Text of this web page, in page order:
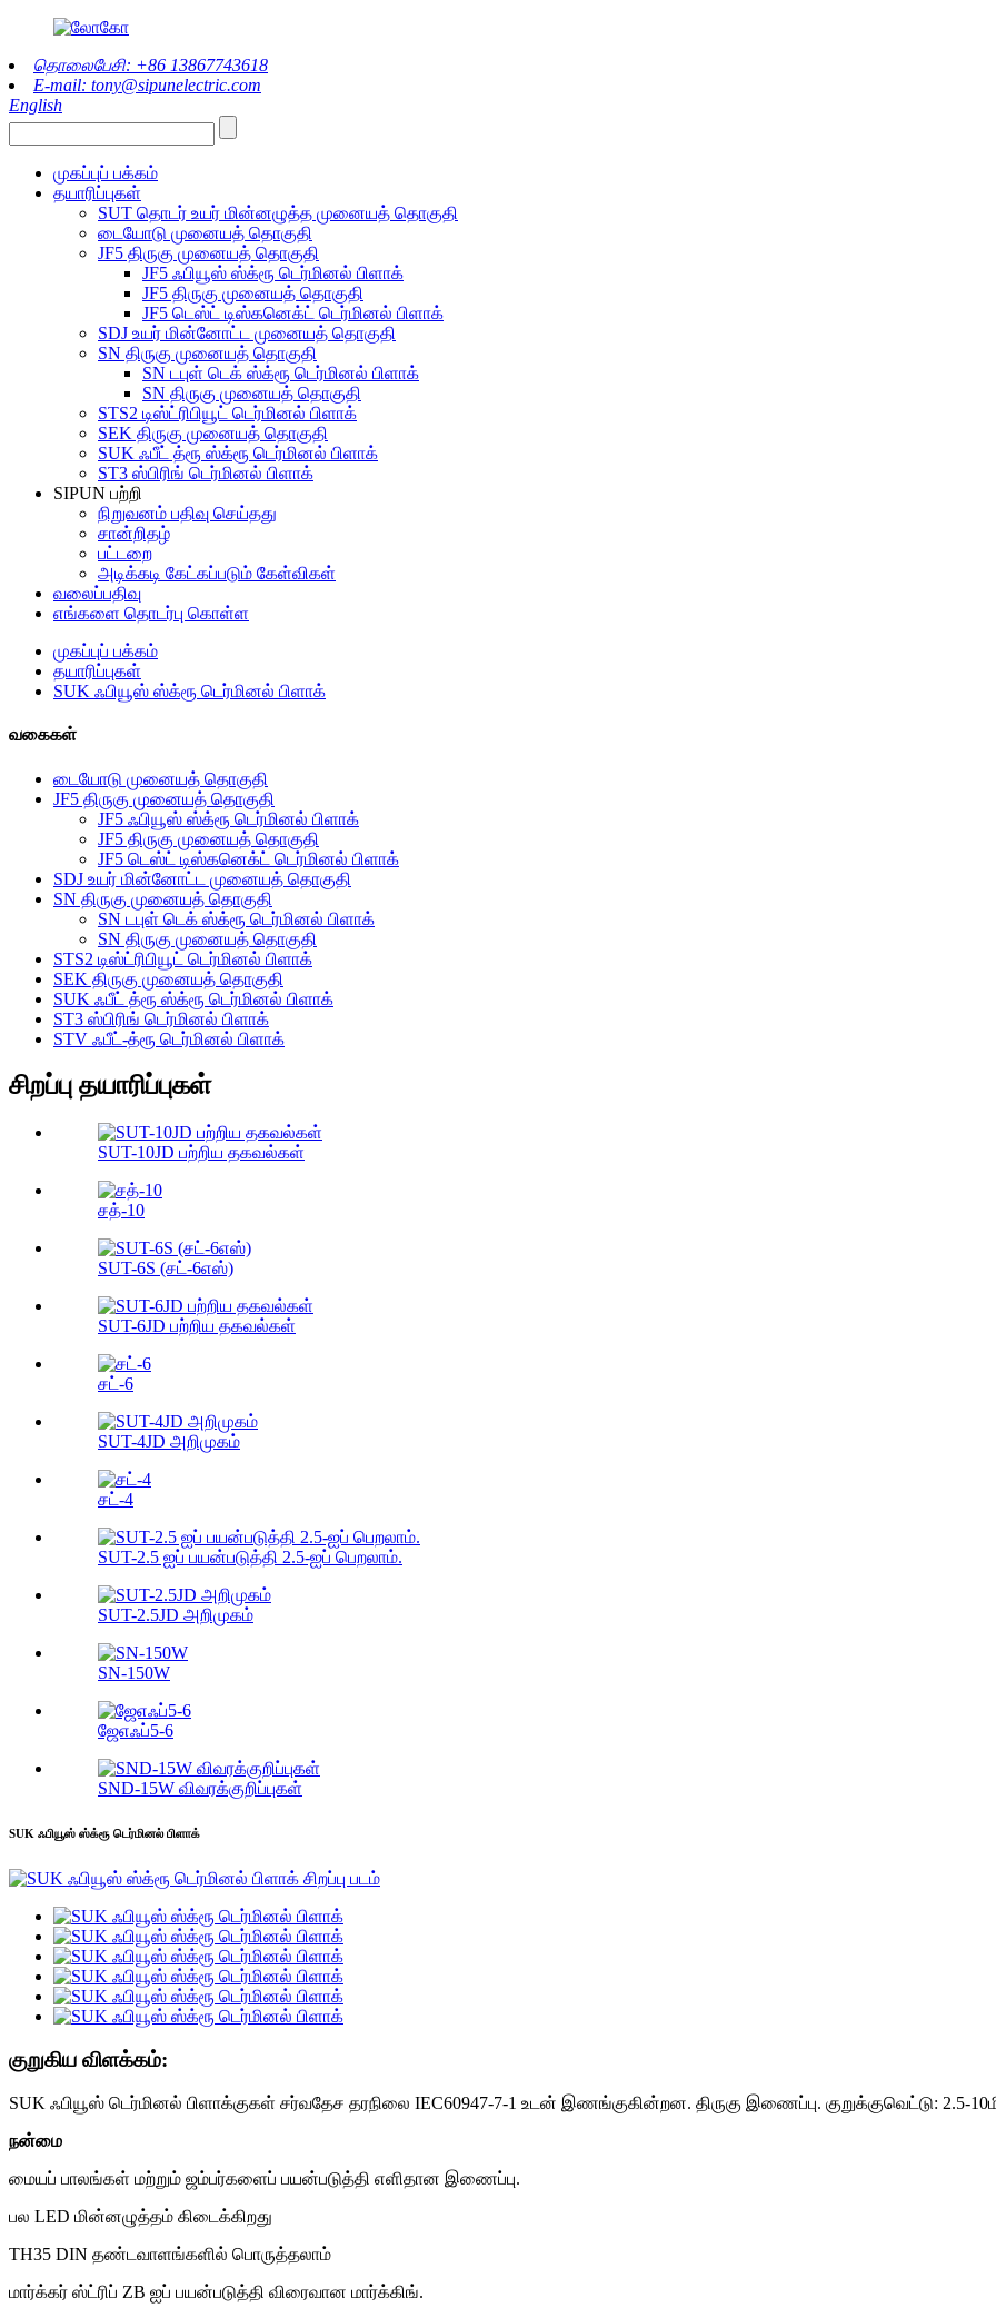
தொலைபேசி: +86 13867743618
E-mail: tony@sipunelectric.com
English
முகப்புப் பக்கம்
தயாரிப்புகள்
SUT தொடர் உயர் மின்னழுத்த முனையத் தொகுதி
டையோடு முனையத் தொகுதி
JF5 திருகு முனையத் தொகுதி
JF5 ஃபியூஸ் ஸ்க்ரூ டெர்மினல் பிளாக்
JF5 திருகு முனையத் தொகுதி
JF5 டெஸ்ட் டிஸ்கனெக்ட் டெர்மினல் பிளாக்
SDJ உயர் மின்னோட்ட முனையத் தொகுதி
SN திருகு முனையத் தொகுதி
SN டபுள் டெக் ஸ்க்ரூ டெர்மினல் பிளாக்
SN திருகு முனையத் தொகுதி
STS2 டிஸ்ட்ரிபியூட் டெர்மினல் பிளாக்
SEK திருகு முனையத் தொகுதி
SUK ஃபீட் த்ரூ ஸ்க்ரூ டெர்மினல் பிளாக்
ST3 ஸ்பிரிங் டெர்மினல் பிளாக்
SIPUN பற்றி
நிறுவனம் பதிவு செய்தது
சான்றிதழ்
பட்டறை
அடிக்கடி கேட்கப்படும் கேள்விகள்
வலைப்பதிவு
எங்களை தொடர்பு கொள்ள
முகப்புப் பக்கம்
தயாரிப்புகள்
SUK ஃபியூஸ் ஸ்க்ரூ டெர்மினல் பிளாக்
வகைகள்
டையோடு முனையத் தொகுதி
JF5 திருகு முனையத் தொகுதி
JF5 ஃபியூஸ் ஸ்க்ரூ டெர்மினல் பிளாக்
JF5 திருகு முனையத் தொகுதி
JF5 டெஸ்ட் டிஸ்கனெக்ட் டெர்மினல் பிளாக்
SDJ உயர் மின்னோட்ட முனையத் தொகுதி
SN திருகு முனையத் தொகுதி
SN டபுள் டெக் ஸ்க்ரூ டெர்மினல் பிளாக்
SN திருகு முனையத் தொகுதி
STS2 டிஸ்ட்ரிபியூட் டெர்மினல் பிளாக்
SEK திருகு முனையத் தொகுதி
SUK ஃபீட் த்ரூ ஸ்க்ரூ டெர்மினல் பிளாக்
ST3 ஸ்பிரிங் டெர்மினல் பிளாக்
STV ஃபீட்-த்ரூ டெர்மினல் பிளாக்
சிறப்பு தயாரிப்புகள்
SUT-10JD பற்றிய தகவல்கள்
சத்-10
SUT-6S (சட்-6எஸ்)
SUT-6JD பற்றிய தகவல்கள்
சட்-6
SUT-4JD அறிமுகம்
சட்-4
SUT-2.5 ஐப் பயன்படுத்தி 2.5-ஐப் பெறலாம்.
SUT-2.5JD அறிமுகம்
SN-150W
ஜேஎஃப்5-6
SND-15W விவரக்குறிப்புகள்
SUK ஃபியூஸ் ஸ்க்ரூ டெர்மினல் பிளாக்
குறுகிய விளக்கம்:
SUK ஃபியூஸ் டெர்மினல் பிளாக்குகள் சர்வதேச தரநிலை IEC60947-7-1 உடன் இணங்குகின்றன. திருகு இணைப்பு. குறுக்குவெட்டு: 2.5-
நன்மை
மையப் பாலங்கள் மற்றும் ஜம்பர்களைப் பயன்படுத்தி எளிதான இணைப்பு.
பல LED மின்னழுத்தம் கிடைக்கிறது
TH35 DIN தண்டவாளங்களில் பொருத்தலாம்
மார்க்கர் ஸ்ட்ரிப் ZB ஐப் பயன்படுத்தி விரைவான மார்க்கிங்.